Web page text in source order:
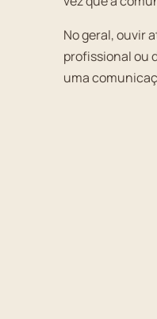
No geral, ouvir
profissional ou
uma